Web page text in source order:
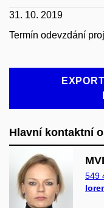
31. 10. 2019
Termín odevzdání
Hlavní kontaktní
549